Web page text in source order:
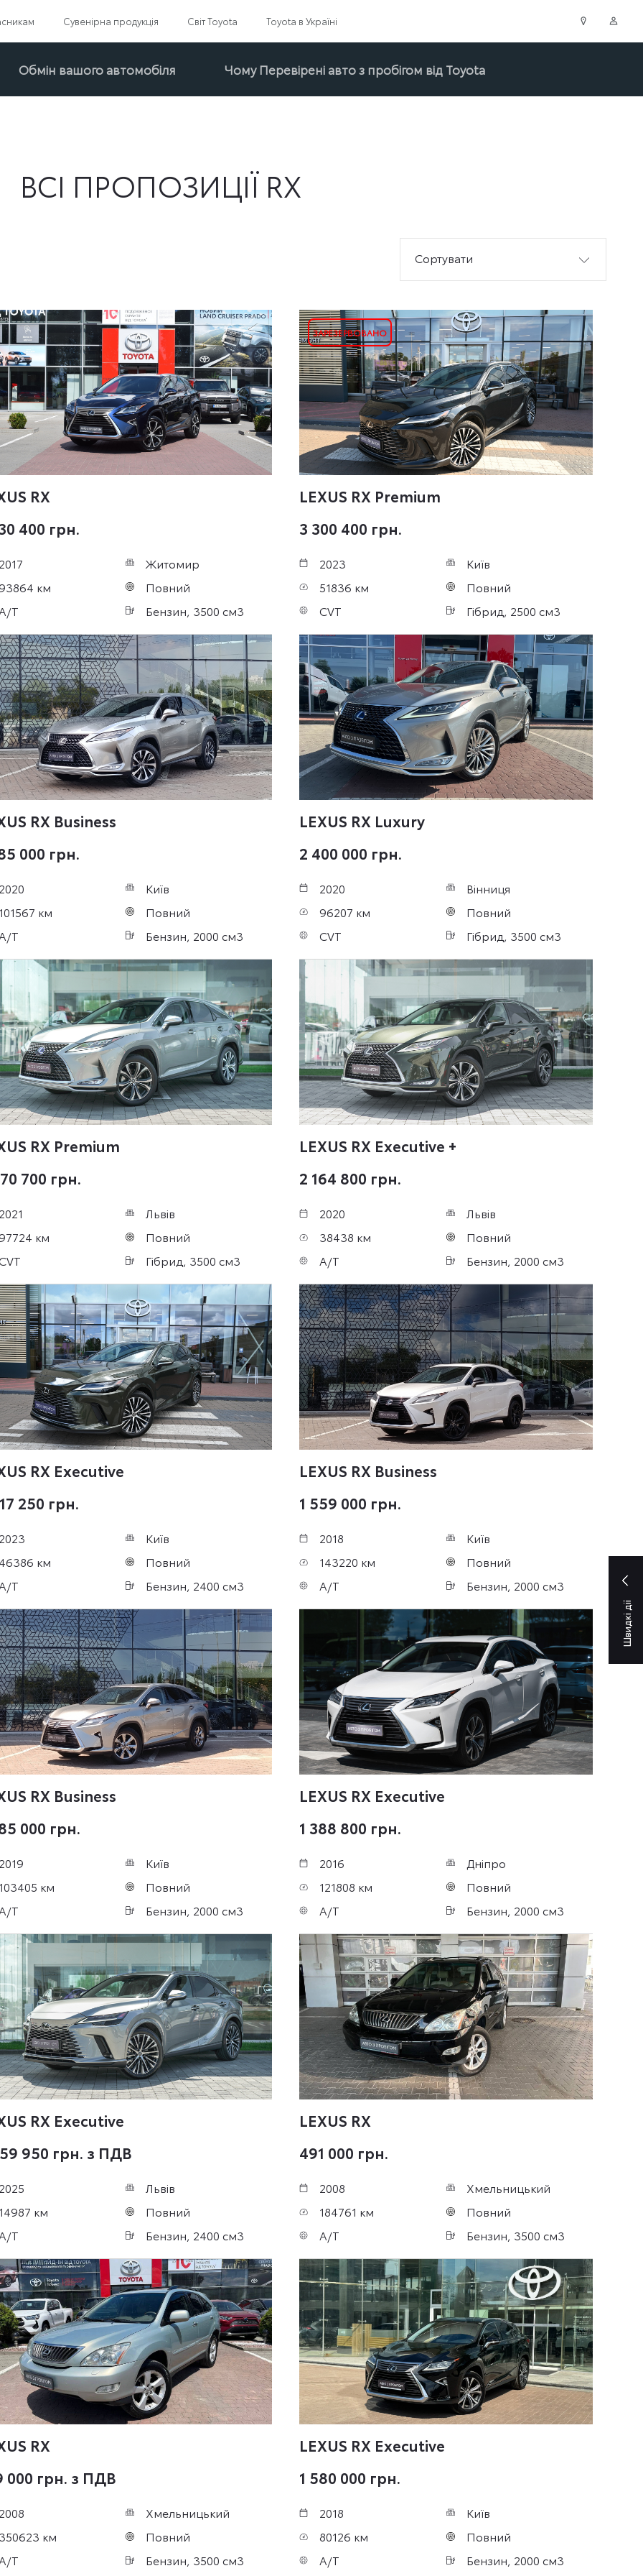
Сувенірна продукція Світ Toyota Toyota в Україні
Обмін вашого автомобіля Чому Перевірені авто з пробігом від Toyota
ВСІ ПРОПОЗИЦІЇ RX
Сортувати
RX
400 грн.
Житомир
км
Повний
T
Бензин, 3500 см3
LEXUS RX Premium
3 300 400 грн.
2023
Київ
51836 км
Повний
CVT
Гібрид, 2500 см3
RX Business
000 грн.
Київ
км
Повний
T
Бензин, 2000 см3
LEXUS RX Luxury
2 400 000 грн.
2020
Вінниця
96207 км
Повний
CVT
Гібрид, 3500 см3
RX Premium
700 грн.
Львів
км
Повний
Гібрид, 3500 см3
LEXUS RX Executive +
2 164 800 грн.
2020
Львів
38438 км
Повний
A/T
Бензин, 2000 см3
RX Executive
250 грн.
Київ
км
Повний
T
Бензин, 2400 см3
LEXUS RX Business
1 559 000 грн.
2018
Київ
143220 км
Повний
A/T
Бензин, 2000 см3
RX Business
000 грн.
Київ
км
Повний
T
Бензин, 2000 см3
LEXUS RX Executive
1 388 800 грн.
2016
Дніпро
121808 км
Повний
A/T
Бензин, 2000 см3
RX Executive
950 грн. з ПДВ
Львів
км
Повний
T
Бензин, 2400 см3
LEXUS RX
491 000 грн.
2008
Хмельницький
184761 км
Повний
A/T
Бензин, 3500 см3
RX
000 грн. з ПДВ
Хмельницький
км
Повний
T
Бензин, 3500 см3
LEXUS RX Executive
1 580 000 грн.
2018
Київ
80126 км
Повний
A/T
Бензин, 2000 см3
Швидкі дії